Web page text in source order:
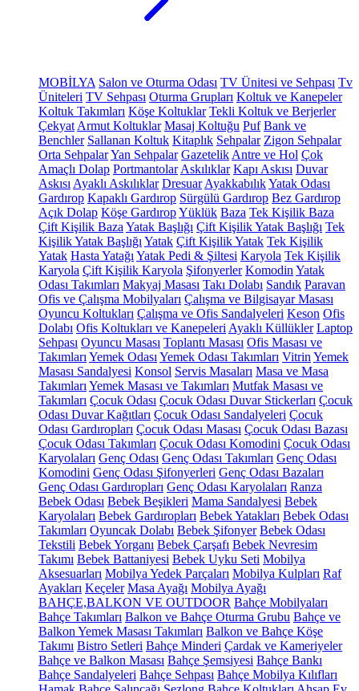
MOBİLYA Salon ve Oturma Odası TV Ünitesi ve Sehpası Tv
Üniteleri TV Sehpası Oturma Grupları Koltuk ve Kanepeler
Koltuk Takımları Köşe Koltuklar Tekli Koltuk ve Berjerler
Çekyat Armut Koltuklar Masaj Koltuğu Puf Bank ve
Benchler Sallanan Koltuk Kitaplık Sehpalar Zigon Sehpalar
Orta SehpalarYan Sehpalar Gazetelik Antre ve Hol Çok
Amaçlı Dolap Portmantolar Askılıklar Kapı Askısı Duvar
Askısı Ayaklı Askılıklar Dresuar AyakkabılıkYatak Odası
Gardırop Kapaklı Gardırop Sürgülü Gardırop Bez Gardırop
Açık Dolap Köşe GardıropYüklük Baza Tek Kişilik Baza
Çift Kişilik Baza Yatak Başlığı Çift Kişilik Yatak Başlığı Tek
Kişilik Yatak Başlığı Yatak Çift Kişilik Yatak Tek Kişilik
Yatak Hasta Yatağı Yatak Pedi & Şiltesi Karyola Tek Kişilik
Karyola Çift Kişilik Karyola Şifonyerler Komodin Yatak
Odası Takımları Makyaj Masası Takı Dolabı Sandık Paravan
Ofis ve Çalışma Mobilyaları Çalışma ve Bilgisayar Masası
Oyuncu Koltukları Çalışma ve Ofis Sandalyeleri Keson Ofis
Dolabı Ofis Koltukları ve Kanepeleri Ayaklı Küllükler Laptop
Sehpası Oyuncu Masası Toplantı Masası Ofis Masası ve
Takımları Yemek Odası Yemek Odası Takımları Vitrin Yemek
Masası Sandalyesi Konsol Servis Masaları Masa ve Masa
Takımları Yemek Masası ve Takımları Mutfak Masası ve
Takımları Çocuk Odası Çocuk Odası Duvar Stickerları Çocuk
Odası Duvar Kağıtları Çocuk Odası Sandalyeleri Çocuk
Odası Gardıropları Çocuk Odası Masası Çocuk Odası Bazası
Çocuk Odası Takımları Çocuk Odası Komodini Çocuk Odası
Karyolaları Genç Odası Genç Odası Takımları Genç Odası
Komodini Genç Odası Şifonyerleri Genç Odası Bazaları
Genç Odası Gardıropları Genç Odası Karyolaları Ranza
Bebek Odası Bebek Beşikleri Mama Sandalyesi Bebek
Karyolaları Bebek Gardıropları Bebek Yatakları Bebek Odası
Takımları Oyuncak Dolabı Bebek Şifonyer Bebek Odası
Tekstili Bebek Yorganı Bebek Çarşafı Bebek Nevresim
Takımı Bebek Battaniyesi Bebek Uyku Seti Mobilya
Aksesuarları Mobilya Yedek Parçaları Mobilya Kulpları Raf
Ayakları Keçeler Masa Ayağı Mobilya Ayağı
BAHÇE,BALKON VE OUTDOOR Bahçe Mobilyaları
Bahçe Takımları Balkon ve Bahçe Oturma Grubu Bahçe ve
Balkon Yemek Masası Takımları Balkon ve Bahçe Köşe
Takımı Bistro Setleri Bahçe Minderi Çardak ve Kameriyeler
Bahçe ve Balkon Masası Bahçe Şemsiyesi Bahçe Bankı
Bahçe Sandalyeleri Bahçe Sehpası Bahçe Mobilya Kılıfları